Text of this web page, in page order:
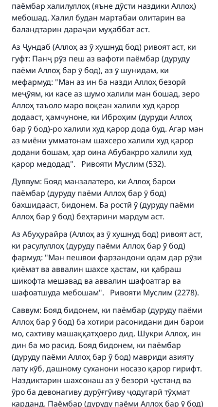
паёмбар халилуллоҳ (яъне дӯсти наздики Аллоҳ)
мебошад. Халил будан мартабаи олитарин ва
баландтарин дараҷаи муҳаббат аст.
Аз Ҷундаб (Аллоҳ аз ӯ хушнуд бод) ривоят аст, ки
гуфт: Панҷ рӯз пеш аз вафоти паёмбар (дуруду
паёми Аллоҳ бар ӯ бод), аз ӯ шунидам, ки
мефармуд: "Ман аз ин ба назди Аллоҳ безорӣ
меҷӯям, ки касе аз шумо халили ман бошад, зеро
Аллоҳ таъоло маро воқеан халили худ қарор
додааст, ҳамчуноне, ки Иброҳим (дуруди Аллоҳ
бар ӯ бод)-ро халили худ қарор дода буд. Агар ман
аз миёни умматонам шахсеро халили худ қарор
додани бошам, ҳар оина Абубакрро халили худ
қарор медодад". Ривояти Муслим (532).
Дуввум: Бояд манзалатеро, ки Аллоҳ барои
паёмбар (дуруду паёми Аллоҳ бар ӯ бод)
бахшидааст, бидонем. Ба ростӣ ӯ (дуруду паёми
Аллоҳ бар ӯ бод) беҳтарини мардум аст.
Аз Абуҳурайра (Аллоҳ аз ӯ хушнуд бод) ривоят аст,
ки расулуллоҳ (дуруду паёми Аллоҳ бар ӯ бод)
фармуд: "Ман пешвои фарзандони одам дар рӯзи
қиёмат ва аввалин шахсе ҳастам, ки қабраш
шикофта мешавад ва аввалин шафоатгар ва
шафоатшуда мебошам". Ривояти Муслим (2278).
Саввум: Бояд бидонем, ки паёмбар (дуруду паёми
Аллоҳ бар ӯ бод) ба хотири расонидани дин барои
мо, сахтиву машаққатҳоеро дид. Шукри Аллоҳ, ин
дин ба мо расид. Бояд бидонем, ки паёмбар
(дуруду паёми Аллоҳ бар ӯ бод) мавриди азияту
лату кӯб, дашному суханони носазо қарор гирифт.
Наздиктарин шахсонаш аз ӯ безорӣ ҷустанд ва
ӯро ба девонагиву дурӯғгӯиву ҷодугарӣ тӯҳмат
карданд. Паёмбар (дуруду паёми Аллоҳ бар ӯ бод)
Make an impact on millions of lives